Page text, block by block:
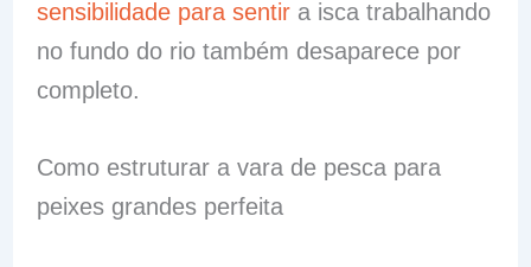
sensibilidade para sentira isca trabalhando
no fundo do rio também desaparece por
completo.
Como estruturar a vara de pesca para
peixes grandes perfeita